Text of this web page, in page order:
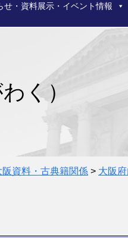
せ・資料展示・イベント情報
く）
阪資料・古典籍関係 > 大阪